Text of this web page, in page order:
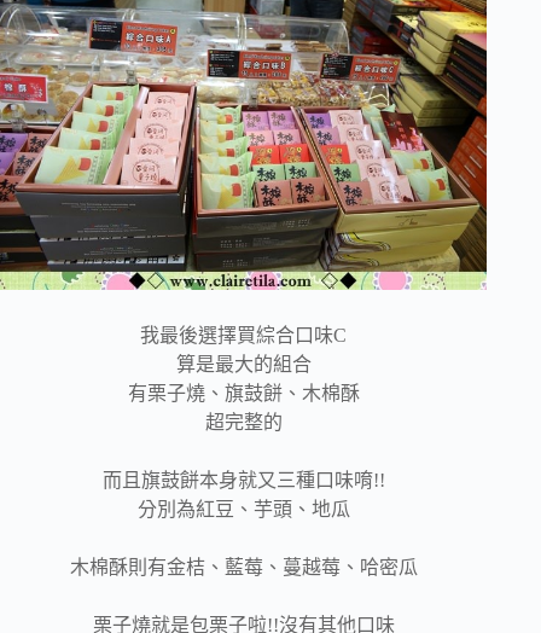
我最後選擇買綜合口味C
算是最大的組合
有栗子燒、旗鼓餅、木棉酥
超完整的
而且旗鼓餅本身就又三種口味唷!!
分別為紅豆、芋頭、地瓜
木棉酥則有金桔、藍莓、蔓越莓、哈密瓜
栗子燒就是包栗子啦!!沒有其他口味